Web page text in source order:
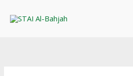
content